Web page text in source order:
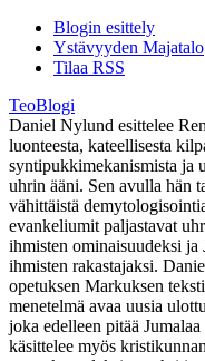
Blogin esittely
Ystävyyden Majatalo
Tilaa RSS
TeoBlogi
Daniel Nylund esittelee
luonteesta, kateellisesta
syntipukkimekanismista ja
uhrin ääni. Sen avulla hän
vähittäistä
evankeliumit paljastavat
ihmisten ominaisuudeksi
ihmisten rakastajaksi.
opetuksen Markuksen
menetelmä avaa uusia
joka edelleen pitää
käsittelee myös